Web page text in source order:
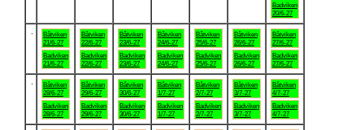
Badviken
20/6-27
Båtviken
21/6-27
Badviken
21/6-27
Båtviken
22/6-27
Badviken
22/6-27
Båtviken
23/6-27
Badviken
23/6-27
Båtviken
24/6-27
Badviken
24/6-27
Båtviken
25/6-27
Badviken
25/6-27
Båtviken
26/6-27
Badviken
26/6-27
Båtviken
27/6-27
Badviken
27/6-27
Båtviken
28/6-27
Badviken
28/6-27
Båtviken
29/6-27
Badviken
29/6-27
Båtviken
30/6-27
Badviken
30/6-27
Båtviken
1/7-27
Badviken
1/7-27
Båtviken
2/7-27
Badviken
2/7-27
Båtviken
3/7-27
Badviken
3/7-27
Båtviken
4/7-27
Badviken
4/7-27